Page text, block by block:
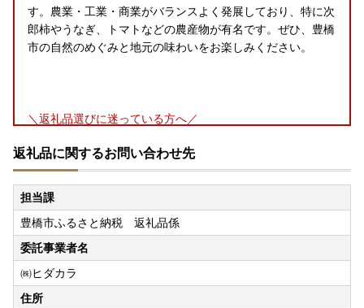
す。農業・工業・商業がバランスよく発展しており、特に次
郎柿やうなぎ、トマトなどの農産物が有名です。ぜひ、豊橋
市の自然のめぐみと地元の味わいをお楽しみください。
＼返礼品選びに迷っている方へ／
ンカタログがおススメです！
お申込みはコチラから！
【お礼の品のお届けについて】
※指定日配送を受付していない返礼品は、備考欄等にご記入
いただいた場合でもお受けすることが出来かねます。ご注意
ください※
返礼品に関するお問い合わせ先
担当課
豊橋市ふるさと納税 返礼品係
委託事業者名
㈱ヒダカラ
住所